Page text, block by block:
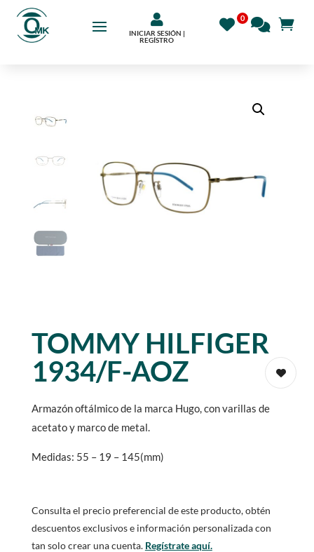

INICIAR SESIÓN |
REGÍSTRO
TOMMY HILFIGER
1934/F-AOZ
Armazón oftálmico de la marca Hugo, con varillas de
acetato y marco de metal.
Medidas: 55 – 19 – 145(mm)
Consulta el precio preferencial de este producto, obtén
descuentos exclusivos e información personalizada con
tan solo crear una cuenta. Regístrate aquí.